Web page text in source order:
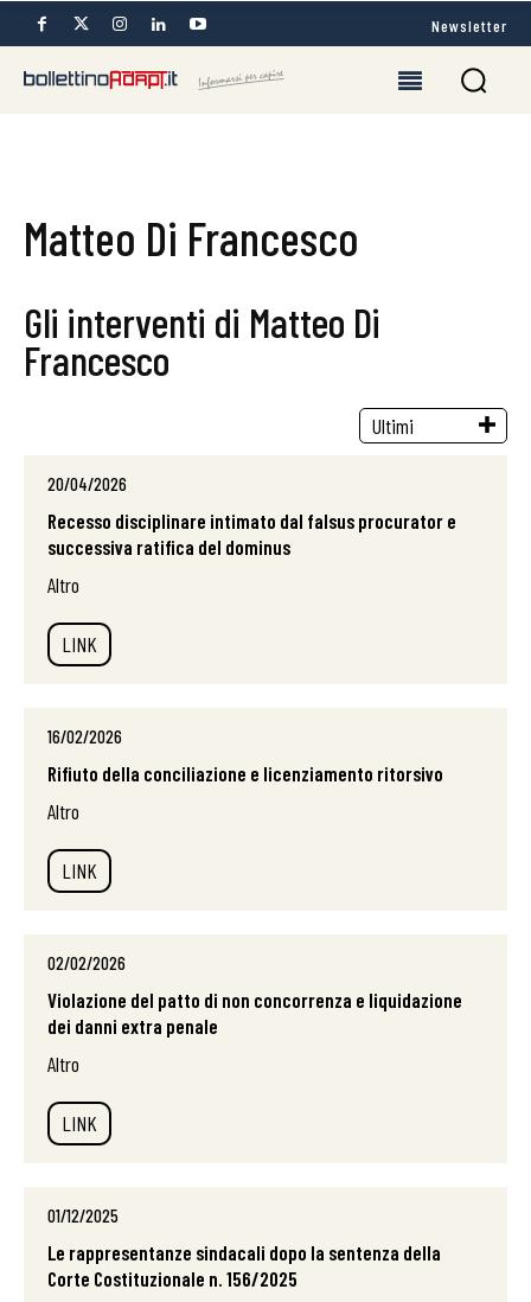
Newsletter
Matteo Di Francesco
Gli interventi di Matteo Di
Francesco
20/04/2026
Recesso disciplinare intimato dal falsus procurator e
successiva ratifica del dominus
Altro
LINK
16/02/2026
Rifiuto della conciliazione e licenziamento ritorsivo
Altro
LINK
02/02/2026
Violazione del patto di non concorrenza e liquidazione
dei danni extra penale
Altro
LINK
01/12/2025
Le rappresentanze sindacali dopo la sentenza della
Corte Costituzionale n. 156/2025